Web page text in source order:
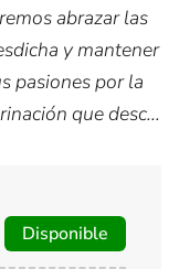
abrazar las
y mantener
pasiones por la
que desc...
Disponible